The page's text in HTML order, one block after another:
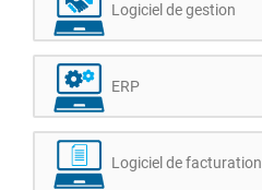
Logiciel de gestion
ERP
Logiciel de facturation